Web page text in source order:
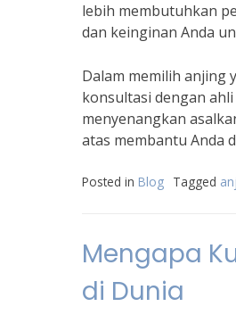
lebih membutuhkan
dan keinginan Anda
Dalam memilih anjing
konsultasi dengan
menyenangkan
atas membantu Anda
Posted in Blog Tagged
Mengapa
di Dunia